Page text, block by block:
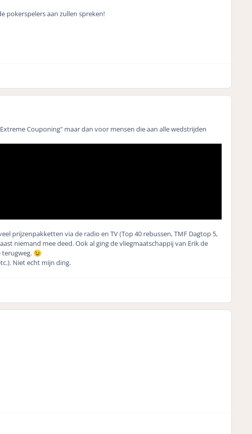
pokerspelers aan zullen spreken!
Couponing" maar dan voor mensen die aan alle wedstrijden
prijzenpakketten via de radio en TV (Top 40 rebussen, TMF Dagtop 5,
niemand mee deed. Ook al ging de vliegmaatschappij van Erik de
terugweg. 😉
Niet echt mijn ding.